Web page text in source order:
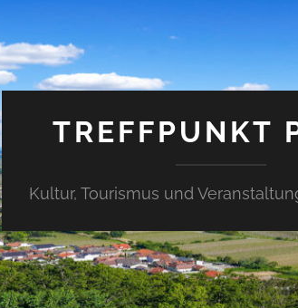
TREFFPUNKT
Kultur, Tourismus und